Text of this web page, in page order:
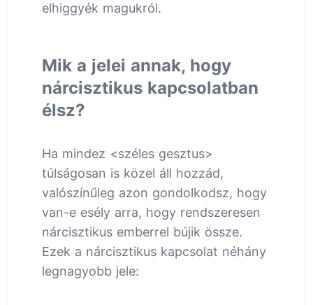
elhiggyék magukról.
Mik a jelei annak, hogy
nárcisztikus kapcsolatban
élsz?
Ha mindez <széles gesztus>
túlságosan is közel áll hozzád,
valószínűleg azon gondolkodsz, hogy
van-e esély arra, hogy rendszeresen
nárcisztikus emberrel bújik össze.
Ezek a nárcisztikus kapcsolat néhány
legnagyobb jele: